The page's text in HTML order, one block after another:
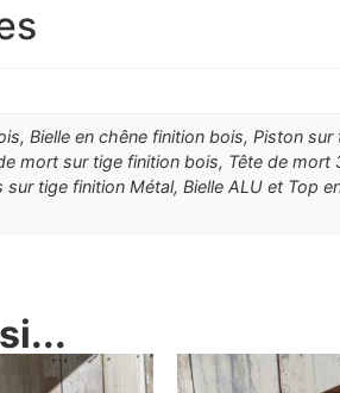
Bielle en chêne finition bois, Piston
mort sur tige finition bois, Tête de
tige finition Métal, Bielle ALU et Top